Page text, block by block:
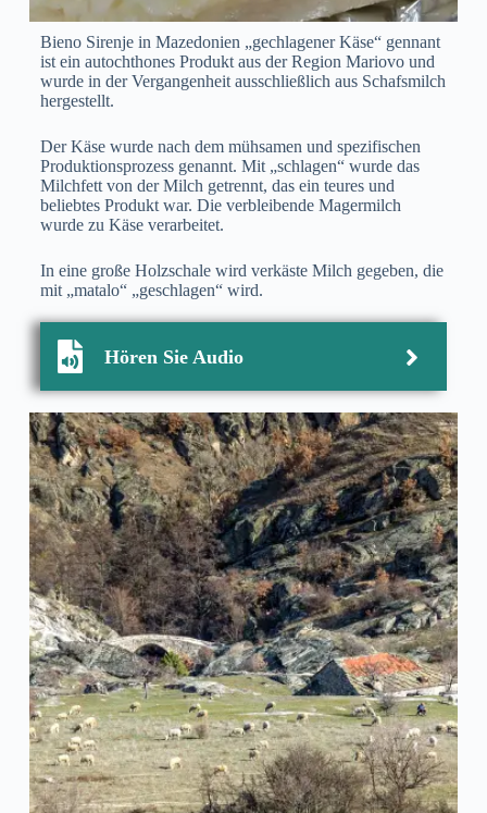
Bieno Sirenje in Mazedonien „gechlagener Käse“ gennant
ist ein autochthones Produkt aus der Region Mariovo und
wurde in der Vergangenheit ausschließlich aus Schafsmilch
hergestellt.
Der Käse wurde nach dem mühsamen und spezifischen
Produktionsprozess genannt. Mit „schlagen“ wurde das
Milchfett von der Milch getrennt, das ein teures und
beliebtes Produkt war. Die verbleibende Magermilch
wurde zu Käse verarbeitet.
In eine große Holzschale wird verkäste Milch gegeben, die
mit „matalo“ „geschlagen“ wird.
Hören Sie Audio